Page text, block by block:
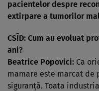
pacientelor despre
extirpare a tumorilor
CSÎD: Cum au evoluat
ani?
Beatrice Popovici: Ca
mamare este marcat de
siguranţă. Toata